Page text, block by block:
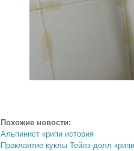
Похожие новости:
Альпинист крипи история
Проклаятие куклы Тейлз-долл